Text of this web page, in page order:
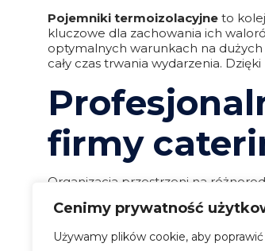
Cenimy prywatność
Używamy plików cookie, aby poprawić
Pojemniki termoizolacyjne to
kluczowe dla zachowania ich
optymalnych warunkach na
cały czas trwania wydarzenia.
firmy
Organizacja przestrzeni na
utrzymaniu w czystości, co czyni
pozwalające na utrzymanie